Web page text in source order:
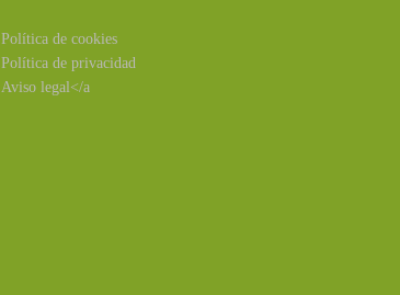
Política de cookies
Política de privacidad
Aviso legal</a